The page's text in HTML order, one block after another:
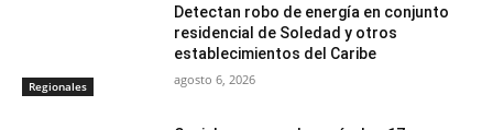
Regionales
Detectan robo de energía en conjunto
residencial de Soledad y otros
establecimientos del Caribe
agosto 6, 2026